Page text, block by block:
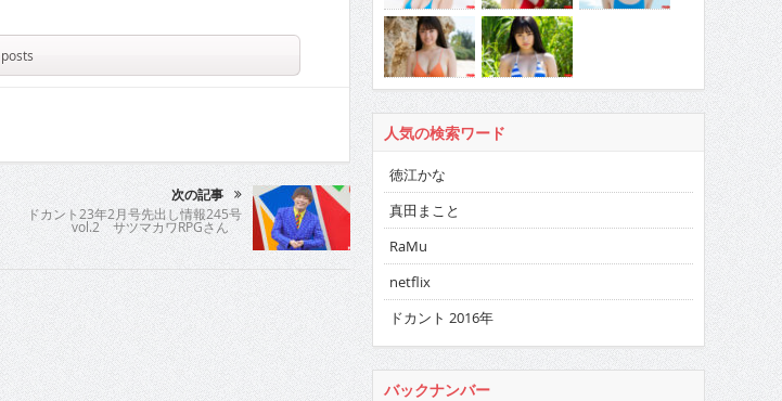
次の記事
ドカント23年2月号先出し情報245号
vol.2 サツマカワRPGさん
人気の検索ワード
徳江かな
真田まこと
RaMu
netflix
ドカント 2016年
バックナンバー